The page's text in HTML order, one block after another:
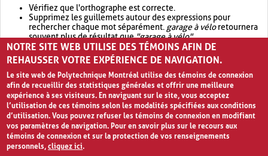
Vérifiez que l'orthographe est correcte.
Supprimez les guillemets autour des expressions pour
rechercher chaque mot séparément. garage à véloretournera
souvent plus de résultat que"garage à vélo".
Envisagez d'élargir votre recherche avec OR.garage OR vélo
retournera souvent plus de résultat quegarage à vélo
NOTRE SITE WEB UTILISE DES TÉMOINS AFIN DE
REHAUSSER VOTRE EXPÉRIENCE DE NAVIGATION.
Le site web de Polytechnique Montréal utilise des témoins de connexion
afin de recueillir des statistiques générales et offrir une meilleure
expérience à ses visiteurs. En naviguant sur le site, vous acceptez
l’utilisation de ces témoins selon les modalités spécifiées aux conditions
d’utilisation. Vous pouvez refuser les témoins de connexion en modifiant
vos paramètres de navigation. Pour en savoir plus sur le recours aux
témoins de connexion et sur la protection de vos renseignements
personnels,cliquez ici.